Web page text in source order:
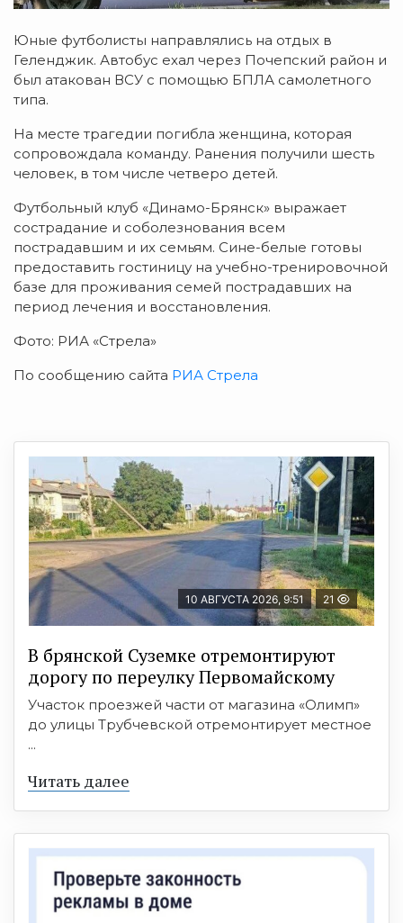
Юные футболисты направлялись на отдых в
Геленджик. Автобус ехал через Почепский район и
был атакован ВСУ с помощью БПЛА самолетного
типа.
На месте трагедии погибла женщина, которая
сопровождала команду. Ранения получили шесть
человек, в том числе четверо детей.
Футбольный клуб «Динамо-Брянск» выражает
сострадание и соболезнования всем
пострадавшим и их семьям. Сине-белые готовы
предоставить гостиницу на учебно-тренировочной
базе для проживания семей пострадавших на
период лечения и восстановления.
Фото: РИА «Стрела»
По сообщению сайта РИА Стрела
10 АВГУСТА 2026, 9:51 21
В брянской Суземке отремонтируют
дорогу по переулку Первомайскому
Участок проезжей части от магазина «Олимп»
до улицы Трубчевской отремонтирует местное
...
Читать далее